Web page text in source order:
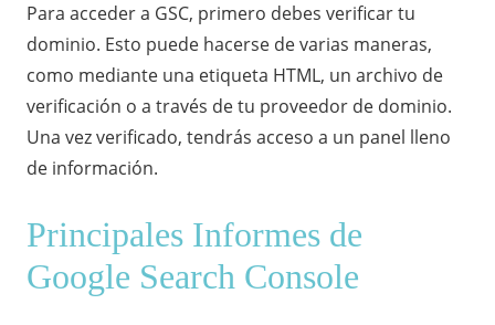
Para acceder a GSC, primero debes verificar tu
dominio. Esto puede hacerse de varias maneras,
como mediante una etiqueta HTML, un archivo de
verificación o a través de tu proveedor de dominio.
Una vez verificado, tendrás acceso a un panel lleno
de información.
Principales Informes de
Google Search Console